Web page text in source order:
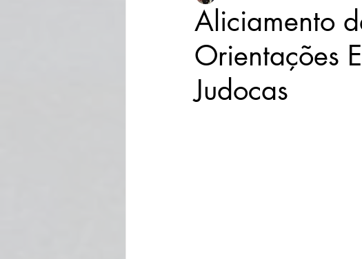
Aliciamento
Orientações
Judocas